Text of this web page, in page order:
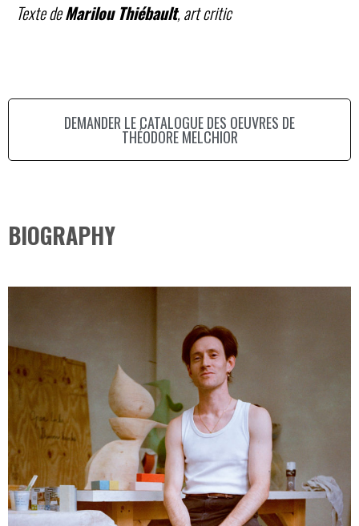
Texte deMarilou Thiébault, art critic
DEMANDER LE CATALOGUE DES OEUVRES DE
THÉODORE MELCHIOR
BIOGRAPHY​